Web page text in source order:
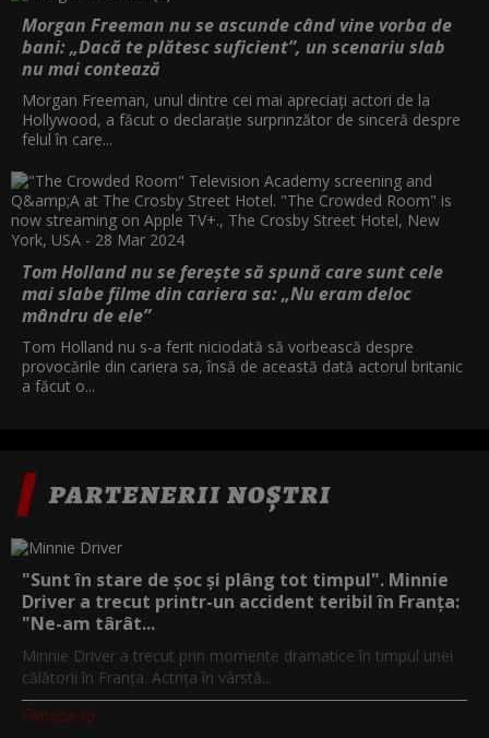
Morgan Freeman nu se ascunde când vine vorba de
bani: „Dacă te plătesc suficient”, un scenariu slab
nu mai contează
Morgan Freeman, unul dintre cei mai apreciați actori de la
Hollywood, a făcut o declarație surprinzător de sinceră despre
felul în care...
Tom Holland nu se ferește să spună care sunt cele
mai slabe filme din cariera sa: „Nu eram deloc
mândru de ele”
Tom Holland nu s-a ferit niciodată să vorbească despre
provocările din cariera sa, însă de această dată actorul britanic
a făcut o...
PARTENERII NOȘTRI
"Sunt în stare de șoc și plâng tot timpul". Minnie
Driver a trecut printr-un accident teribil în Franța:
"Ne-am târât...
Minnie Driver a trecut prin momente dramatice în timpul unei
călătorii în Franța. Actrița în vârstă...
Filmnow.ro